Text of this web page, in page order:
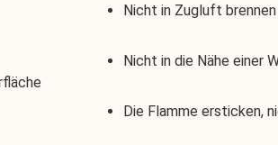
Nicht in Zugluft brennen
Nicht in die Nähe einer
Die Flamme ersticken,